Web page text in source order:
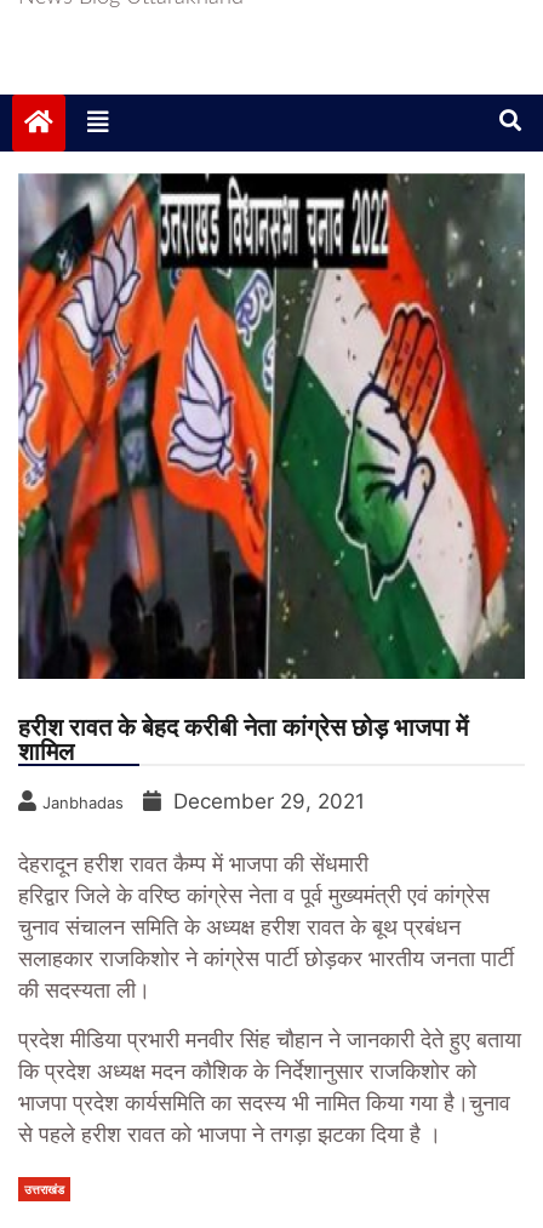
हरीश रावत के बेहद करीबी नेता कांग्रेस छोड़ भाजपा में
शामिल
Janbhadas December 29, 2021
देहरादून हरीश रावत कैम्प में भाजपा की सेंधमारी
हरिद्वार जिले के वरिष्ठ कांग्रेस नेता व पूर्व मुख्यमंत्री एवं कांग्रेस
चुनाव संचालन समिति के अध्यक्ष हरीश रावत के बूथ प्रबंधन
सलाहकार राजकिशोर ने कांग्रेस पार्टी छोड़कर भारतीय जनता पार्टी
की सदस्यता ली।
प्रदेश मीडिया प्रभारी मनवीर सिंह चौहान ने जानकारी देते हुए बताया
कि प्रदेश अध्यक्ष मदन कौशिक के निर्देशानुसार राजकिशोर को
भाजपा प्रदेश कार्यसमिति का सदस्य भी नामित किया गया है।चुनाव
से पहले हरीश रावत को भाजपा ने तगड़ा झटका दिया है ।
उत्तराखंड